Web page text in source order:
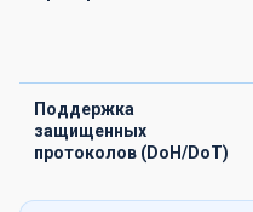
Поддержка
защищенных
протоколов (DoH/DoT)